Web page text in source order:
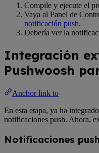
Compile y ejecute el
Vaya al Panel de
notificación push.
Debería ver la
Integración
Pushwoosh
Anchor link to
En esta etapa, ya ha
notificaciones push. Ahora,
Notificaciones push